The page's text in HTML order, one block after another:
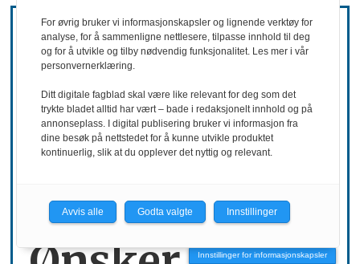
REKRUTTERING
Innstillinger for informasjonskapsler
For øvrig bruker vi informasjonskapsler og lignende verktøy for
analyse, for å sammenligne nettlesere, tilpasse innhold til deg
og for å utvikle og tilby nødvendig funksjonalitet. Les mer i vår
personvernerklæring.
Ditt digitale fagblad skal være like relevant for deg som det
trykte bladet alltid har vært – bade i redaksjonelt innhold og på
annonseplass. I digital publisering bruker vi informasjon fra
dine besøk på nettstedet for å kunne utvikle produktet
kontinuerlig, slik at du opplever det nyttig og relevant.
Avvis alle Godta valgte Innstillinger